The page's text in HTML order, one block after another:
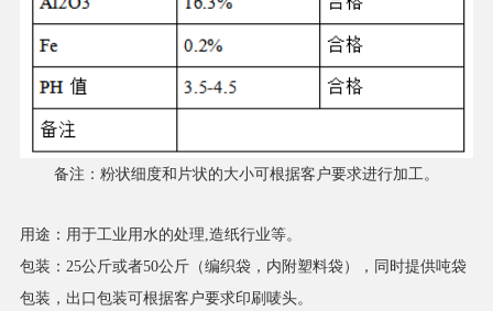
备注：粉状细度和片状的大小可根据客户要求进行加工。
用途：用于工业用水的处理,造纸行业等。
包装：25公斤或者50公斤（编织袋，内附塑料袋），同时提供吨袋
包装，出口包装可根据客户要求印刷唛头。